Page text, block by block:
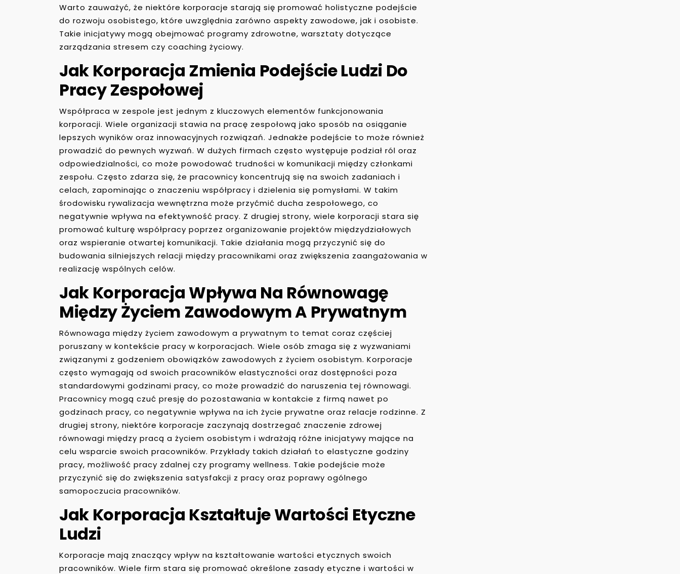
Warto zauważyć, że niektóre korporacje starają się promować holistyczne podejście
do rozwoju osobistego, które uwzględnia zarówno aspekty zawodowe, jak i osobiste.
Takie inicjatywy mogą obejmować programy zdrowotne, warsztaty dotyczące
zarządzania stresem czy coaching życiowy.
Jak Korporacja Zmienia Podejście Ludzi Do
Pracy Zespołowej
Współpraca w zespole jest jednym z kluczowych elementów funkcjonowania
korporacji. Wiele organizacji stawia na pracę zespołową jako sposób na osiąganie
lepszych wyników oraz innowacyjnych rozwiązań. Jednakże podejście to może również
prowadzić do pewnych wyzwań. W dużych firmach często występuje podział ról oraz
odpowiedzialności, co może powodować trudności w komunikacji między członkami
zespołu. Często zdarza się, że pracownicy koncentrują się na swoich zadaniach i
celach, zapominając o znaczeniu współpracy i dzielenia się pomysłami. W takim
środowisku rywalizacja wewnętrzna może przyćmić ducha zespołowego, co
negatywnie wpływa na efektywność pracy. Z drugiej strony, wiele korporacji stara się
promować kulturę współpracy poprzez organizowanie projektów międzydziałowych
oraz wspieranie otwartej komunikacji. Takie działania mogą przyczynić się do
budowania silniejszych relacji między pracownikami oraz zwiększenia zaangażowania w
realizację wspólnych celów.
Jak Korporacja Wpływa Na Równowagę
Między Życiem Zawodowym A Prywatnym
Równowaga między życiem zawodowym a prywatnym to temat coraz częściej
poruszany w kontekście pracy w korporacjach. Wiele osób zmaga się z wyzwaniami
związanymi z godzeniem obowiązków zawodowych z życiem osobistym. Korporacje
często wymagają od swoich pracowników elastyczności oraz dostępności poza
standardowymi godzinami pracy, co może prowadzić do naruszenia tej równowagi.
Pracownicy mogą czuć presję do pozostawania w kontakcie z firmą nawet po
godzinach pracy, co negatywnie wpływa na ich życie prywatne oraz relacje rodzinne. Z
drugiej strony, niektóre korporacje zaczynają dostrzegać znaczenie zdrowej
równowagi między pracą a życiem osobistym i wdrażają różne inicjatywy mające na
celu wsparcie swoich pracowników. Przykłady takich działań to elastyczne godziny
pracy, możliwość pracy zdalnej czy programy wellness. Takie podejście może
przyczynić się do zwiększenia satysfakcji z pracy oraz poprawy ogólnego
samopoczucia pracowników.
Jak Korporacja Kształtuje Wartości Etyczne
Ludzi
Korporacje mają znaczący wpływ na kształtowanie wartości etycznych swoich
pracowników. Wiele firm stara się promować określone zasady etyczne i wartości w